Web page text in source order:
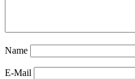
Name
E-Mail